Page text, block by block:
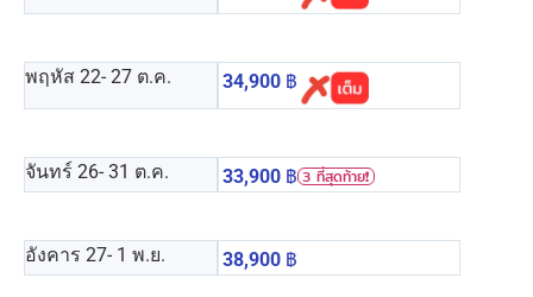
พฤหัส 22- 27 ต.ค. 34,900 ฿
จันทร์ 26- 31 ต.ค. 33,900 ฿ 3 ที่สุดท้าย❗️
อังคาร 27- 1 พ.ย. 38,900 ฿